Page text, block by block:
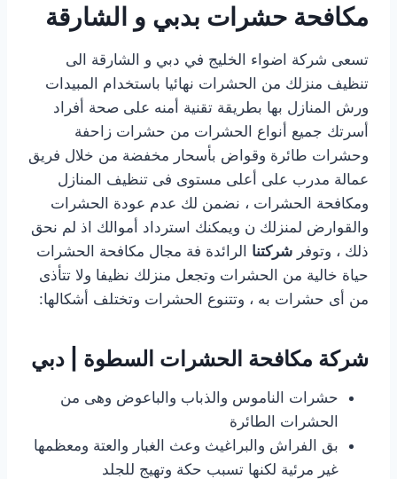
مكافحة حشرات بدبي و الشارقة
تسعى شركة اضواء الخليج في دبي و الشارقة الى
تنظيف منزلك من الحشرات نهائيا باستخدام المبيدات
ورش المنازل بها بطريقة تقنية أمنه على صحة أفراد
أسرتك جميع أنواع الحشرات من حشرات زاحفة
وحشرات طائرة وقواض بأسحار مخفضة من خلال فريق
عمالة مدرب على أعلى مستوى فى تنظيف المنازل
ومكافحة الحشرات ، نضمن لك عدم عودة الحشرات
والقوارض لمنزلك ن ويمكنك استرداد أموالك اذ لم نحق
ذلك ، وتوفر شركتنا الرائدة فة مجال مكافحة الحشرات
حياة خالية من الحشرات وتجعل منزلك نظيفا ولا تتأذى
من أى حشرات به ، وتتنوع الحشرات وتختلف أشكالها:
شركة مكافحة الحشرات السطوة | دبي
حشرات الناموس والذباب والباعوض وهى من
الحشرات الطائرة
بق الفراش والبراغيث وعث الغبار والعتة ومعظمها
غير مرئية لكنها تسبب حكة وتهيج للجلد